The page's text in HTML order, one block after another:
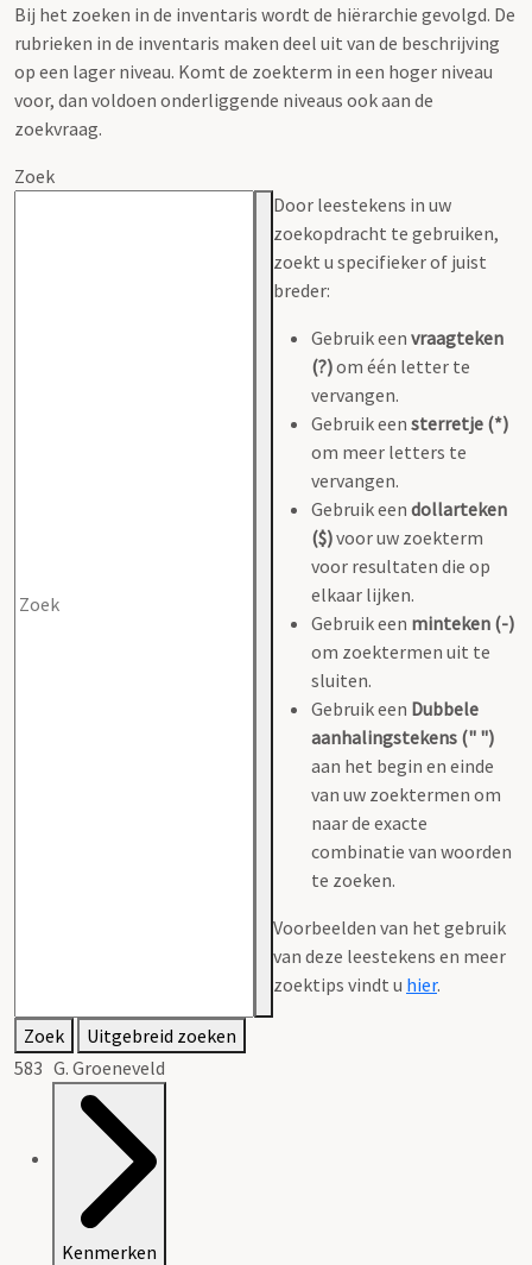
Bij het zoeken in de inventaris wordt de hiërarchie gevolgd. De
rubrieken in de inventaris maken deel uit van de beschrijving
op een lager niveau. Komt de zoekterm in een hoger niveau
voor, dan voldoen onderliggende niveaus ook aan de
zoekvraag.
Zoek
Door leestekens in uw
zoekopdracht te gebruiken,
zoekt u specifieker of juist
breder:
Gebruik een vraagteken
(?)om één letter te
vervangen.
Gebruik een sterretje (*)
om meer letters te
vervangen.
Gebruik een dollarteken
($)voor uw zoekterm
voor resultaten die op
elkaar lijken.
Gebruik een minteken (-)
om zoektermen uit te
sluiten.
Gebruik een Dubbele
aanhalingstekens (" ")
aan het begin en einde
van uw zoektermen om
naar de exacte
combinatie van woorden
te zoeken.
Voorbeelden van het gebruik
van deze leestekens en meer
zoektips vindt u hier.
Zoek
Uitgebreid zoeken
583 G. Groeneveld
Kenmerken